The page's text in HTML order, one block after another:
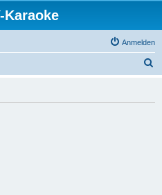
Karaoke
Anmelden